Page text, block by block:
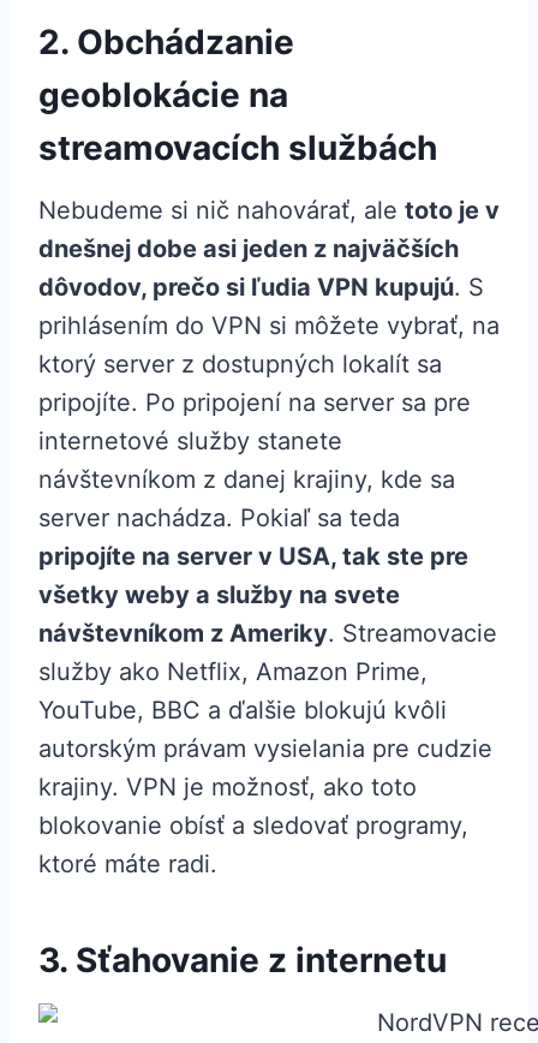
2. Obchádzanie
geoblokácie na
streamovacích službách
Nebudeme si nič nahovárať, ale toto je v
dnešnej dobe asi jeden z najväčších
dôvodov, prečo si ľudia VPN kupujú. S
prihlásením do VPN si môžete vybrať, na
ktorý server z dostupných lokalít sa
pripojíte. Po pripojení na server sa pre
internetové služby stanete
návštevníkom z danej krajiny, kde sa
server nachádza. Pokiaľ sa teda
pripojíte na server v USA, tak ste pre
všetky weby a služby na svete
návštevníkom z Ameriky. Streamovacie
služby ako Netflix, Amazon Prime,
YouTube, BBC a ďalšie blokujú kvôli
autorským právam vysielania pre cudzie
krajiny. VPN je možnosť, ako toto
blokovanie obísť a sledovať programy,
ktoré máte radi.
3. Sťahovanie z internetu